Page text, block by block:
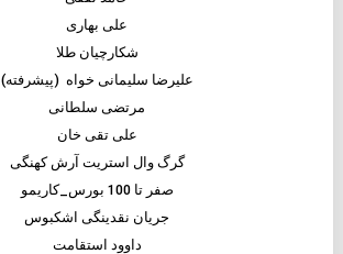
علی بهاری
شکارچیان طلا
علیرضا سلیمانی خواه (پیشرفته)
مرتضی سلطانی
علی تقی خان
گرگ وال استریت آرش کهنگی
صفر تا 100 بورس_کاریمو
جریان نقدینگی اشکبوس
داوود استقامت